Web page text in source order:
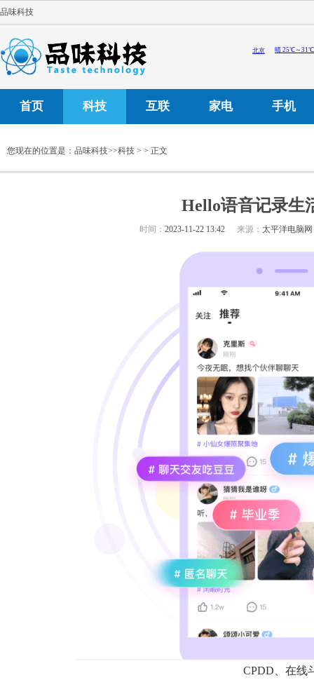
品味科技
首页 科技 互联 家电 手机
您现在的位置是： 品味科技>>科技 > > 正文
Hello语音记录生
时间： 2023-11-22 13:42 来源： 太平洋电脑网
CPDD、在线